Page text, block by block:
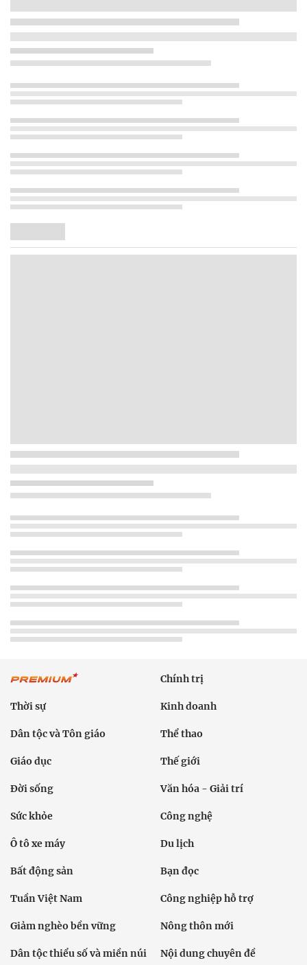
Chính trị
Thời sự Kinh doanh
Dân tộc và Tôn giáo Thể thao
Giáo dục Thế giới
Đời sống Văn hóa - Giải trí
Sức khỏe Công nghệ
Ô tô xe máy Du lịch
Bất động sản Bạn đọc
Tuần Việt Nam Công nghiệp hỗ trợ
Giảm nghèo bền vững Nông thôn mới
Dân tộc thiểu số và miền núi Nội dung chuyên đề